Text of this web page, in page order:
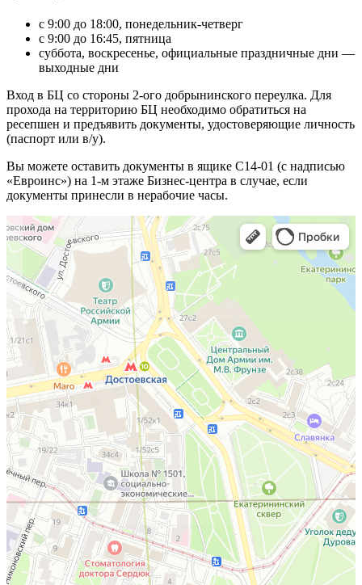
с 9:00 до 18:00, понедельник-четверг
с 9:00 до 16:45, пятница
суббота, воскресенье, официальные праздничные дни —
выходные дни
Вход в БЦ со стороны 2-ого добрынинского переулка. Для
прохода на территорию БЦ необходимо обратиться на
ресепшен и предъявить документы, удостоверяющие личность
(паспорт или в/у).
Вы можете оставить документы в ящике С14-01 (с надписью
«Евроинс») на 1-м этаже Бизнес-центра в случае, если
документы принесли в нерабочие часы.